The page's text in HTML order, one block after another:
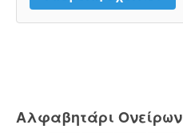
Αλφαβητάρι Ονείρων